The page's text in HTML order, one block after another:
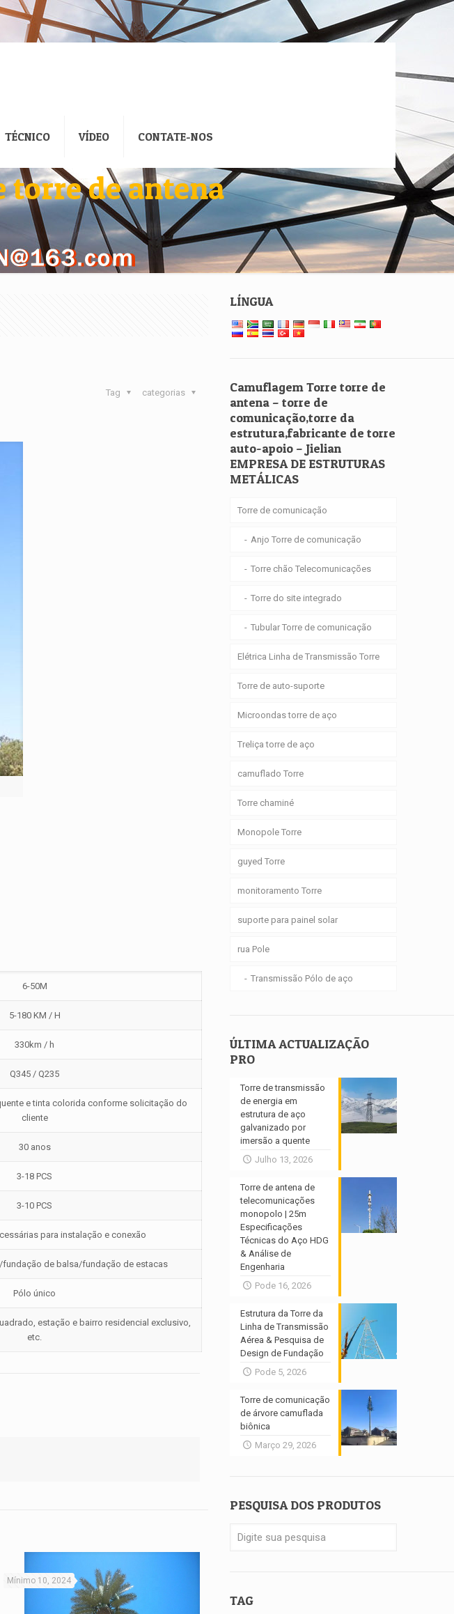
TÉCNICO VÍDEO CONTATE-NOS
torre de antena
categorias
Tag
6-50M
5-180 KM / H
330km / h
Q345 / Q235
e tinta colorida conforme solicitação do
cliente
30 anos
3-18 PCS
3-10 PCS
para instalação e conexão
de balsa/fundação de estacas
Pólo único
estação e bairro residencial exclusivo,
etc.
Mínimo 10, 2024
LÍNGUA
Camuflagem Torre torre de
antena – torre de
comunicação,torre da
estrutura,fabricante de torre
auto-apoio – Jielian
EMPRESA DE ESTRUTURAS
METÁLICAS
Torre de comunicação
Anjo Torre de comunicação
Torre chão Telecomunicações
Torre do site integrado
Tubular Torre de comunicação
Elétrica Linha de Transmissão Torre
Torre de auto-suporte
Microondas torre de aço
Treliça torre de aço
camuflado Torre
Torre chaminé
Monopole Torre
guyed Torre
monitoramento Torre
suporte para painel solar
rua Pole
Transmissão Pólo de aço
ÚLTIMA ACTUALIZAÇÃO
PRO
Torre de transmissão
de energia em
estrutura de aço
galvanizado por
imersão a quente
Julho 13, 2026
Torre de antena de
telecomunicações
monopolo | 25m
Especificações
Técnicas do Aço HDG
& Análise de
Engenharia
Pode 16, 2026
Estrutura da Torre da
Linha de Transmissão
Aérea & Pesquisa de
Design de Fundação
Pode 5, 2026
Torre de comunicação
de árvore camuflada
biônica
Março 29, 2026
PESQUISA DOS PRODUTOS
TAG